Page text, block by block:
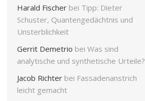
Harald Fischer bei Tipp: Dieter
Schuster, Quantengedächtnis und
Unsterblichkeit
Gerrit Demetrio bei Was sind
analytische und synthetische Urteile?
Jacob Richter bei Fassadenanstrich
leicht gemacht